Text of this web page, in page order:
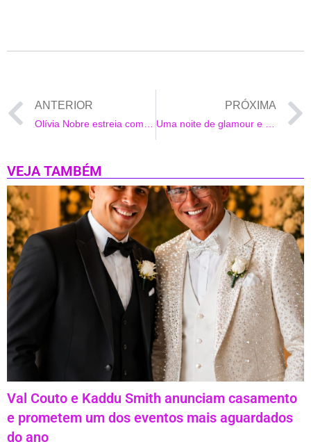
ANTERIOR
Olívia Nobre estreia como musa do Camarote Lapa na Sapucaí
PRÓXIMA
Uma noite de glamour e alegria – Sabrinna Zanini apresenta Mirror Fashion Day 2022, no Copacabana Palace
VEJA TAMBÉM
Val Couto e Kaddu Smith anunciam casamento
e prometem um dos eventos mais aguardados
do ano